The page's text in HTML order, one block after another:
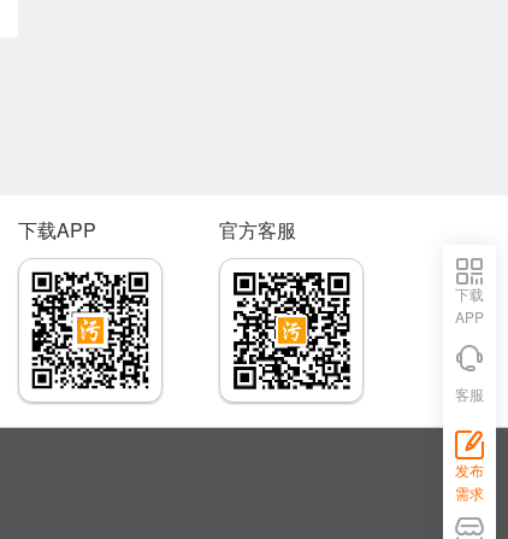
下载APP 官方客服
下载
APP
客服
发布
需求